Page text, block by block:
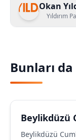
Okan
Yıldırım
Bunları
Beylikdüzü
Beylikdüzü